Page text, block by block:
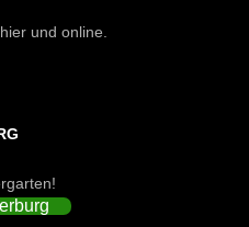
und online.